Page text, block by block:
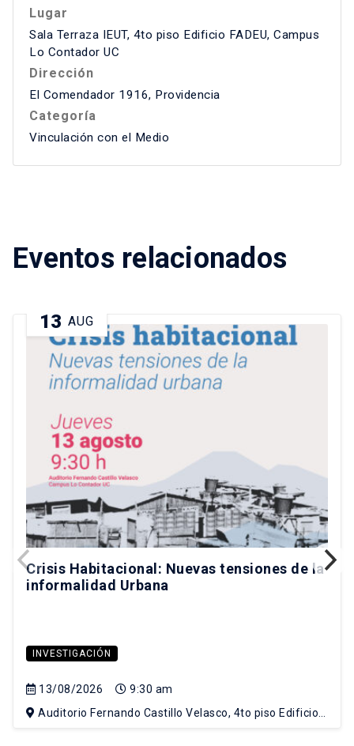
Lugar
Sala Terraza IEUT, 4to piso Edificio FADEU, Campus
Lo Contador UC
Dirección
El Comendador 1916, Providencia
Categoría
Vinculación con el Medio
Eventos relacionados
13 AUG
Crisis Habitacional: Nuevas tensiones de la
informalidad Urbana
INVESTIGACIÓN
13/08/2026
9:30 am
Auditorio Fernando Castillo Velasco, 4to piso Edificio